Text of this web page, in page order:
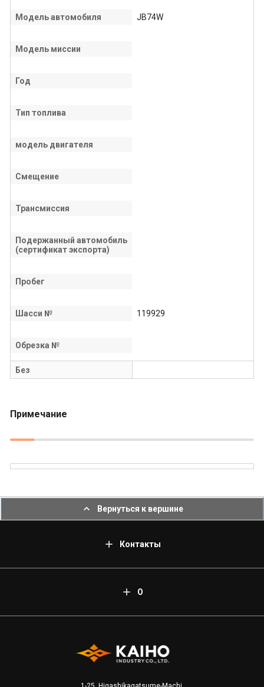
Модель автомобиля JB74W
Модель миссии
Год
Тип топлива
модель двигателя
Смещение
Трансмиссия
Подержанный автомобиль
(сертификат экспорта)
Пробег
Шасси № 119929
Обрезка №
Без
Примечание
Вернуться к вершине
Контакты
О